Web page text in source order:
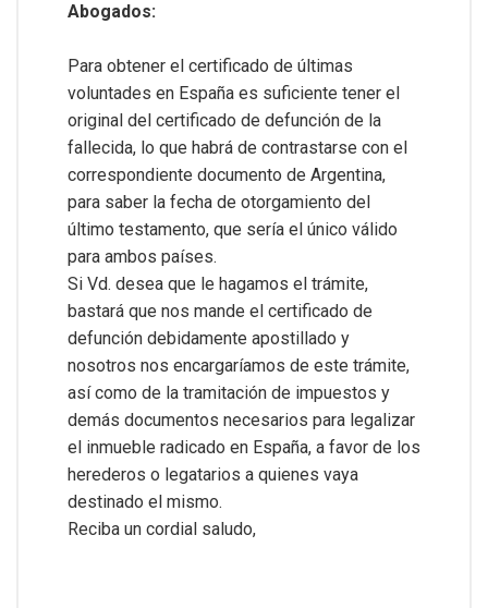
Abogados:
Para obtener el certificado de últimas
voluntades en España es suficiente tener el
original del certificado de defunción de la
fallecida, lo que habrá de contrastarse con el
correspondiente documento de Argentina,
para saber la fecha de otorgamiento del
último testamento, que sería el único válido
para ambos países.
Si Vd. desea que le hagamos el trámite,
bastará que nos mande el certificado de
defunción debidamente apostillado y
nosotros nos encargaríamos de este trámite,
así como de la tramitación de impuestos y
demás documentos necesarios para legalizar
el inmueble radicado en España, a favor de los
herederos o legatarios a quienes vaya
destinado el mismo.
Reciba un cordial saludo,